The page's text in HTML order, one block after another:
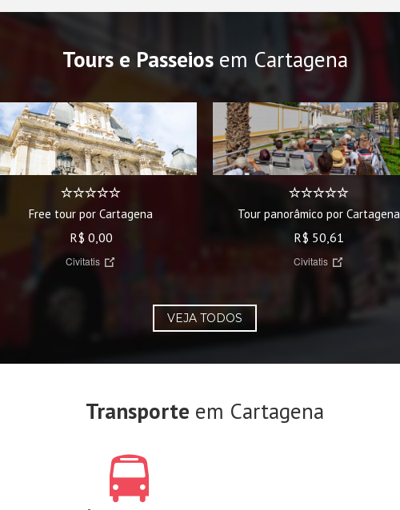
Tours e Passeiosem Cartagena
Free tour por Cartagena
R$ 0,00
Civitatis
Tour panorâmico por Cartagena
R$ 50,61
Civitatis
VEJA TODOS
Transporte em Cartagena